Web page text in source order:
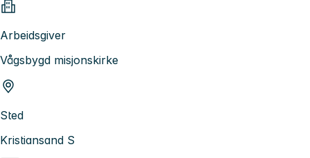
Arbeidsgiver
Vågsbygd misjonskirke
Sted
Kristiansand S